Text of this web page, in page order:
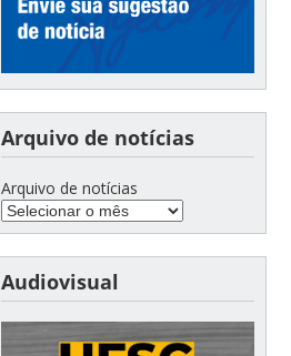
Arquivo de notícias
Arquivo de notícias
Audiovisual